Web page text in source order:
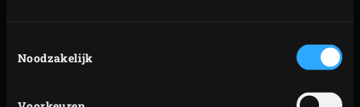
Noodzakelijk
Dek het vlees losjes af met aluminiumfolie en laat